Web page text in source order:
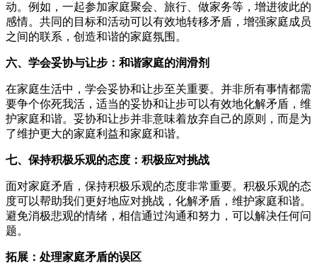
动。例如，一起参加家庭聚会、旅行、做家务等，增进彼此的
感情。共同的目标和活动可以有效地转移矛盾，增强家庭成员
之间的联系，创造和谐的家庭氛围。
六、学会妥协与让步：和谐家庭的润滑剂
在家庭生活中，学会妥协和让步至关重要。并非所有事情都需
要争个你死我活，适当的妥协和让步可以有效地化解矛盾，维
护家庭和谐。妥协和让步并非意味着放弃自己的原则，而是为
了维护更大的家庭利益和家庭和谐。
七、保持积极乐观的态度：积极应对挑战
面对家庭矛盾，保持积极乐观的态度非常重要。积极乐观的态
度可以帮助我们更好地应对挑战，化解矛盾，维护家庭和谐。
避免消极悲观的情绪，相信通过沟通和努力，可以解决任何问
题。
拓展：处理家庭矛盾的误区